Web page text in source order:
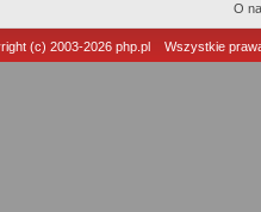
O
(c) 2003-2026 php.plWszystkie